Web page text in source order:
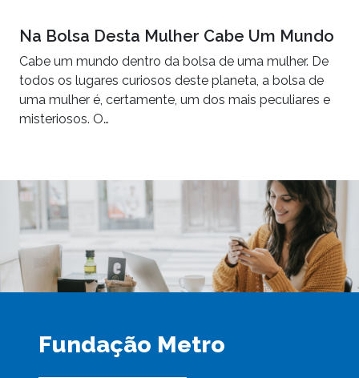
Na Bolsa Desta Mulher Cabe Um Mundo
Cabe um mundo dentro da bolsa de uma mulher. De
todos os lugares curiosos deste planeta, a bolsa de
uma mulher é, certamente, um dos mais peculiares e
misteriosos. O…
Fundação Metro